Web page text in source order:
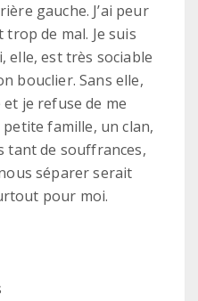
gauche. J’ai peur
trop de mal. Je suis
elle, est très sociable
bouclier. Sans elle,
je refuse de me
famille, un clan,
tant de souffrances,
séparer serait
pour moi.